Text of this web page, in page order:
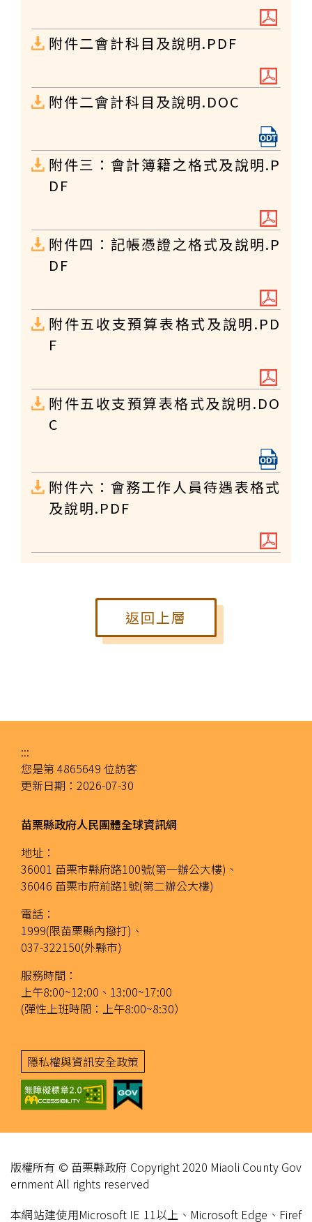
附件二會計科目及說明.PDF
附件二會計科目及說明.DOC
附件三：會計簿籍之格式及說明.P
DF
附件四：記帳憑證之格式及說明.P
DF
附件五收支預算表格式及說明.PD
F
附件五收支預算表格式及說明.DO
C
附件六：會務工作人員待遇表格式
及說明.PDF
返回上層
:::
您是第 4865649 位訪客
更新日期： 2026-07-30
苗栗縣政府人民團體全球資訊網
地址：
36001 苗栗市縣府路100號(第一辦公大樓)、
36046 苗栗市府前路1號(第二辦公大樓)
電話：
1999(限苗栗縣內撥打)、
037-322150(外縣市)
服務時間：
上午8:00~12:00、13:00~17:00
(彈性上班時間：上午8:00~8:30）
隱私權與資訊安全政策
版權所有 © 苗栗縣政府 Copyright 2020 Miaoli County Gov
ernment All rights reserved
本網站建使用Microsoft IE 11以上、Microsoft Edge、Firef